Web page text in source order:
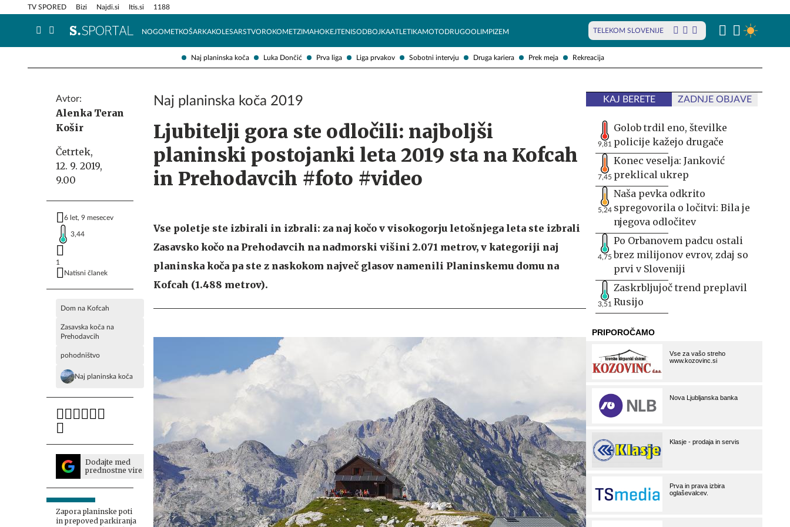
Naj planinska koča Luka Dončić Prva liga Liga prvakov Sobotni intervju Druga kariera Prek meja Rekreacija
TV SPORED Bizi Najdi.si Itis.si 1188
NOGOMETKOŠARKAKOLESARSTVOROKOMETZIMAHOKEJTENISODBOJKAATLETIKAMOTODRUGOOLIMPIZEM TELEKOM SLOVENIJE
Info in obvestila Tehnik
Avtor:
Alenka Teran
Košir
Četrtek,
12. 9. 2019,
9.00
6 let, 9 mesecev
3,44
1
Natisni članek
Dom na Kofcah
Zasavska koča na
Prehodavcih
pohodništvo
Naj planinska koča
Dodajte med
prednostne vire
Zapora planinske poti
in prepoved parkiranja
Naj planinska koča 2019
Ljubitelji gora ste odločili: najboljši
planinski postojanki leta 2019 sta na Kofcah
in Prehodavcih #foto #video
Vse poletje ste izbirali in izbrali: za naj kočo v visokogorju letošnjega leta ste izbrali
Zasavsko kočo na Prehodavcih na nadmorski višini 2.071 metrov, v kategoriji naj
planinska koča pa ste z naskokom največ glasov namenili Planinskemu domu na
Kofcah (1.488 metrov).
KAJ BERETE ZADNJE OBJAVE
9,81
Golob trdil eno, številke
policije kažejo drugače
7,45
Konec veselja: Janković
preklical ukrep
5,24
Naša pevka odkrito
spregovorila o ločitvi: Bila je
njegova odločitev
4,75
Po Orbanovem padcu ostali
brez milijonov evrov, zdaj so
prvi v Sloveniji
3,51
Zaskrbljujoč trend preplavil
Rusijo